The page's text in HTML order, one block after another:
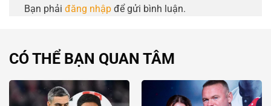
Bạn phải đăng nhập để gửi bình luận.
CÓ THỂ BẠN QUAN TÂM